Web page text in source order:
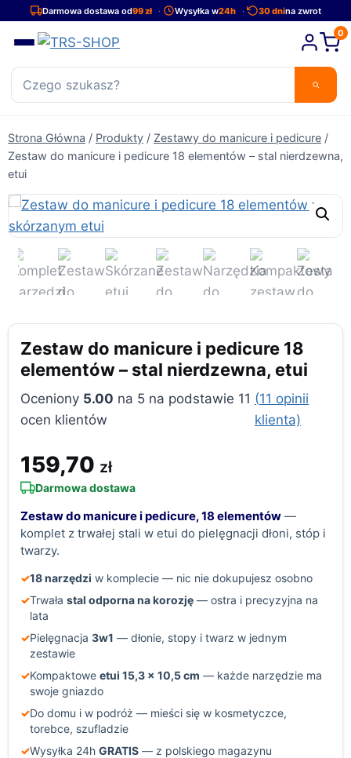
PrzejdźDarmowa dostawa od99 zł Wysyłka w24h 30 dnina zwrot
0
Strona Główna / Produkty / Zestawy do manicure i pedicure /
Zestaw do manicure i pedicure 18 elementów – stal nierdzewna,
etui
Zestaw do manicure i pedicure 18
elementów – stal nierdzewna, etui
Oceniony 5.00 na 5 na podstawie 11
ocen klientów
(11 opinii
klienta)
159,70 zł
Darmowa dostawa
Zestaw do manicure i pedicure, 18 elementów —
komplet z trwałej stali w etui do pielęgnacji dłoni, stóp i
twarzy.
✓18 narzędzi w komplecie — nic nie dokupujesz osobno
✓Trwała stal odporna na korozję — ostra i precyzyjna na
lata
✓Pielęgnacja 3w1 — dłonie, stopy i twarz w jednym
zestawie
✓Kompaktowe etui 15,3 × 10,5 cm — każde narzędzie ma
swoje gniazdo
✓Do domu i w podróż — mieści się w kosmetyczce,
torebce, szufladzie
✓Wysyłka 24h GRATIS — z polskiego magazynu